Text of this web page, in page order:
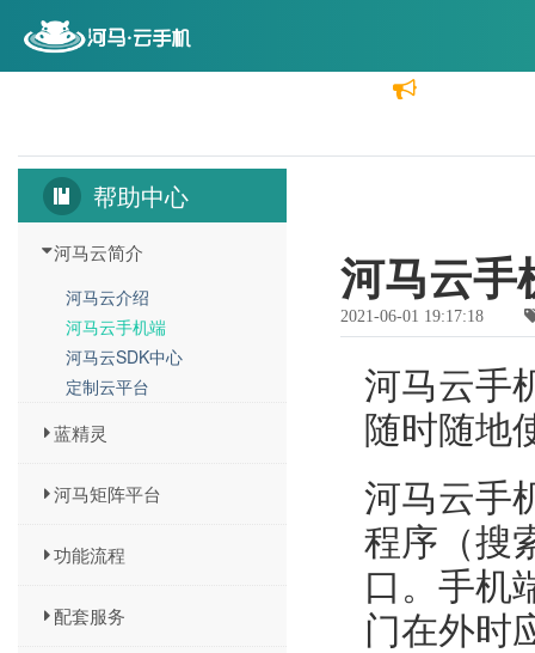
帮助中心
河马云简介
河马云介绍
河马云手机端
河马云SDK中心
定制云平台
蓝精灵
河马矩阵平台
功能流程
配套服务
河马云手
2021-06-01 19:17:18
河马云手
随时随地
河马云手
程序（搜
口。手机
门在外时